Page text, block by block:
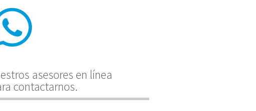
asesores en línea
contactarnos.